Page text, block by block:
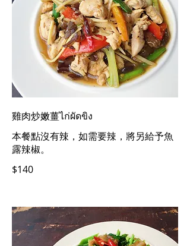
雞肉炒嫩薑ไก่ผัดขิง
本餐點沒有辣，如需要辣，將另給予魚
露辣椒。
$140